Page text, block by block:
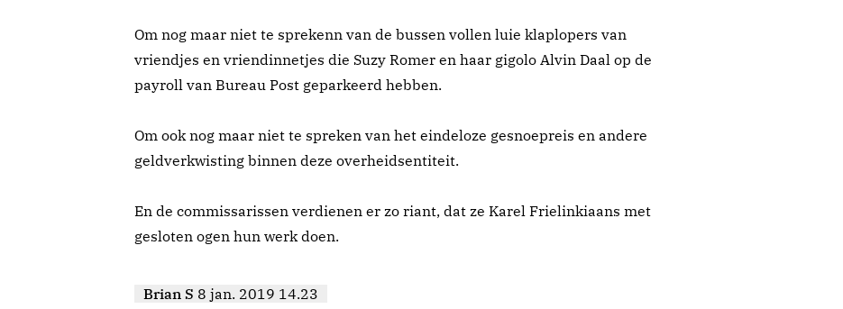
Om nog maar niet te sprekenn van de bussen vollen luie klaplopers van
vriendjes en vriendinnetjes die Suzy Romer en haar gigolo Alvin Daal op de
payroll van Bureau Post geparkeerd hebben.
Om ook nog maar niet te spreken van het eindeloze gesnoepreis en andere
geldverkwisting binnen deze overheidsentiteit.
En de commissarissen verdienen er zo riant, dat ze Karel Frielinkiaans met
gesloten ogen hun werk doen.
Brian S 8 jan. 2019 14.23